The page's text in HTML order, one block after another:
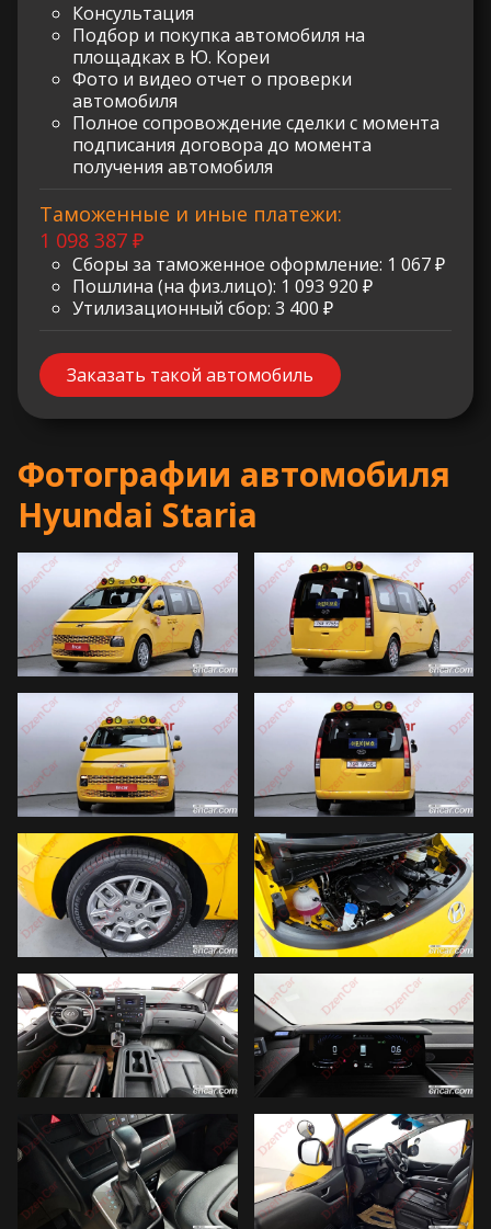
Консультация
Подбор и покупка автомобиля на
площадках в Ю. Кореи
Фото и видео отчет о проверки
автомобиля
Полное сопровождение сделки с момента
подписания договора до момента
получения автомобиля
Таможенные и иные платежи:
1 098 387 ₽
Сборы за таможенное оформление: 1 067 ₽
Пошлина (на физ.лицо): 1 093 920 ₽
Утилизационный сбор: 3 400 ₽
Заказать такой автомобиль
Фотографии автомобиля
Hyundai Staria